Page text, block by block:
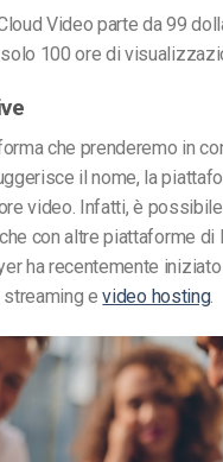
Video parte da 99
100 ore di
che prenderemo in
il nome, la
video. Infatti, è
con altre piattaforme di
ha recentemente
streaming evideo hosting.